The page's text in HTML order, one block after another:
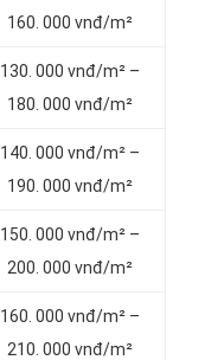
160. 000 vnđ/m²
130. 000 vnđ/m² –
180. 000 vnđ/m²
140. 000 vnđ/m² –
190. 000 vnđ/m²
150. 000 vnđ/m² –
200. 000 vnđ/m²
160. 000 vnđ/m² –
210. 000 vnđ/m²